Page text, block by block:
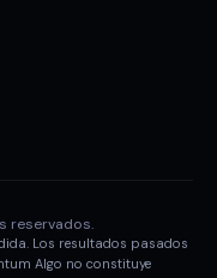
reservados.
Los resultados pasados
Algo no constituye